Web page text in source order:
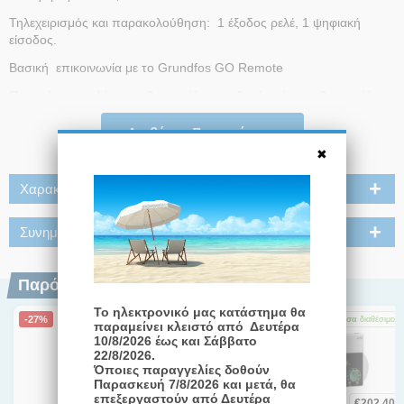
Τηλεχειρισμός και παρακολούθηση: 1 έξοδος ρελέ, 1 ψηφιακή
είσοδος.
Βασική επικοινωνία με το Grundfos GO Remote
αναλογικής πίεσης, 3 σταθερές ταχύτητες.
Διαβάστε Περισσότερα
Χαρακτηριστικά
Συνημμένα
Παρόμοια Προϊόντα
-27% διαθέσιμο -23% Άμεσαδιαθέσιμο -12% Άμεσα διαθέσιμο
Το ηλεκτρονικό μας κατάστημα θα
παραμείνει κλειστό από Δευτέρα
10/8/2026 έως και Σάββατο
22/8/2026.
Όποιες παραγγελίες δοθούν
Παρασκευή 7/8/2026 και μετά, θα
επεξεργαστούν από Δευτέρα